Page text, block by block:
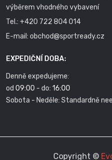
výběrem vhodného vybavení
Tel.: +420 722 804 014
E-mail: obchod@sportready.cz
EXPEDIČNÍ DOBA:
Denně expedujeme:
od 09:00 - do: 16:00
Sobota - Neděle: Standardně
Copyright ©